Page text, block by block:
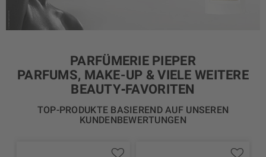
PARFÜMERIE PIEPER
PARFUMS, MAKE-UP & VIELE WEITERE
BEAUTY‑FAVORITEN
TOP-PRODUKTE BASIEREND AUF UNSEREN
KUNDENBEWERTUNGEN